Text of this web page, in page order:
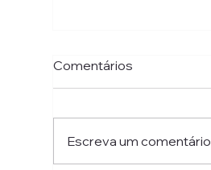
Comentários
Escreva um comentário